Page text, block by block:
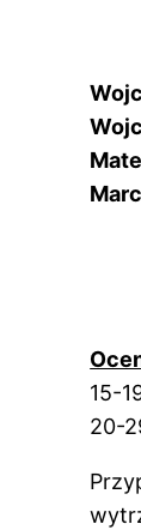
15-
20-